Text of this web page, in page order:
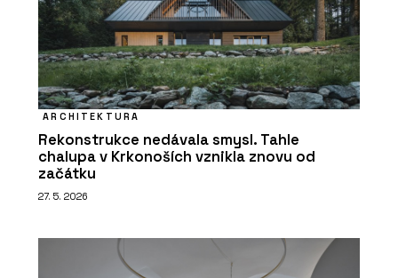
ARCHITEKTURA
Rekonstrukce nedávala smysl. Tahle
chalupa v Krkonoších vznikla znovu od
začátku
27. 5. 2026